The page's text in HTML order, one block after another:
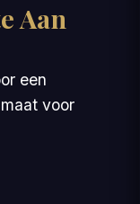
Aan
een
voor